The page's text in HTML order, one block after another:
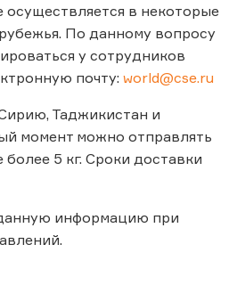
в некоторые
По данному вопросу
у сотрудников
почту: world@cse.ru
Таджикистан и
момент можно отправлять
5 кг. Сроки доставки
информацию при